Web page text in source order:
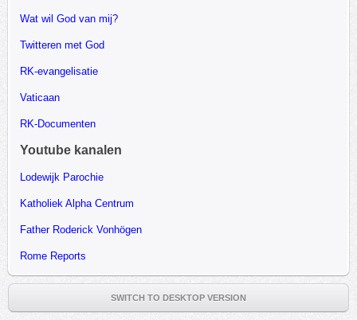
Wat wil God van mij?
Twitteren met God
RK-evangelisatie
Vaticaan
RK-Documenten
Youtube kanalen
Lodewijk Parochie
Katholiek Alpha Centrum
Father Roderick Vonhögen
Rome Reports
SWITCH TO DESKTOP VERSION